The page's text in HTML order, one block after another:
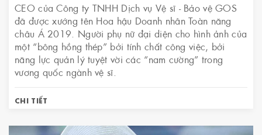
CEO của Công ty TNHH Dịch vụ Vệ sĩ - Bảo vệ GOS
đã được xướng tên Hoa hậu Doanh nhân Toàn năng
châu Á 2019. Người phụ nữ đại diện cho hình ảnh của
một “bông hồng thép” bởi tính chất công việc, bởi
năng lực quản lý tuyệt vời các “nam cường” trong
vương quốc ngành vệ sĩ.
CHI TIẾT